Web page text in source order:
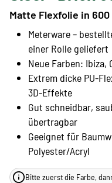
Matte Flexfolie in
Meterware –
einer Rolle geliefert
Neue Farben: Ibiza,
Extrem dicke PU-
3D-Effekte
Gut schneidbar,
übertragbar
Geeignet für
Polyester/Acryl
Bitte zuerst die Farbe,